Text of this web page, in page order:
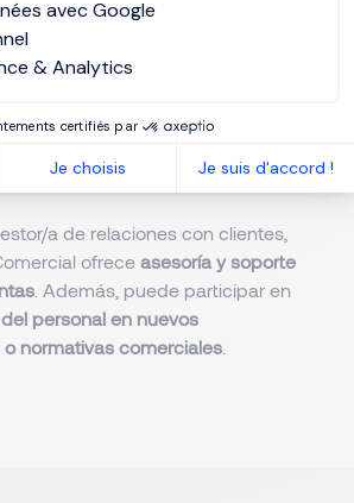
avec Google
& Analytics
certifiés par
Je choisis Je suis d'accord !
la
al cliente
lagestión simultánea de
Comercial.
a de relaciones con clientes,
ofrece asesoría y soporte
. Además, puede participar en
personal en nuevos
normativas comerciales.